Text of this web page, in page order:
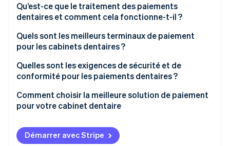
Stripe Sessions 2026
Découvrez comment Stripe construit l’infrastructure
Regarder la vidéo
Qu’est-ce que le traitement des paiements
dentaires et comment cela fonctionne-t-il ?
Avant la visite
Lors du rendez-vous
Après la visite
Une fois que l’assurance paie
S’il reste un solde
Quels sont les meilleurs terminaux de paiement
pour les cabinets dentaires ?
Fonctionnalités de base
Intégration avec vos systèmes
Adéquation opérationnelle
Quelles sont les exigences de sécurité et de
conformité pour les paiements dentaires ?
Informations de santé des patients
Sécurité des cartes de paiement
Comment choisir la meilleure solution de paiement
pour votre cabinet dentaire
Assurez-vous qu’elle s’intègre à vos systèmes
Priorisez les fonctionnalités conçues pour les flux
Démarrer avec Stripe